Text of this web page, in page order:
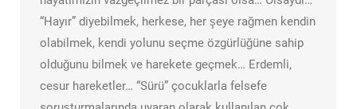
“Hayır” diyebilmek, herkese, her şeye rağmen kendin
olabilmek, kendi yolunu seçme özgürlüğüne sahip
olduğunu bilmek ve harekete geçmek… Erdemli,
cesur hareketler… “Sürü” çocuklarla felsefe